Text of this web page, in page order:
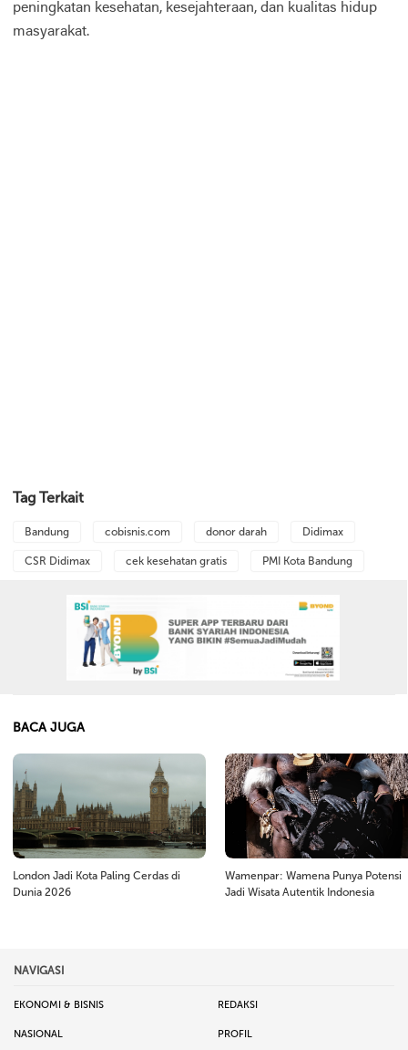
peningkatan kesehatan, kesejahteraan, dan kualitas hidup
masyarakat.
Tag Terkait
Bandung cobisnis.com donor darah Didimax
CSR Didimax cek kesehatan gratis PMI Kota Bandung
BACA JUGA
London Jadi Kota Paling Cerdas di
Dunia 2026
Wamenpar: Wamena Punya Potensi
Jadi Wisata Autentik Indonesia
NAVIGASI
EKONOMI & BISNIS REDAKSI
NASIONAL PROFIL